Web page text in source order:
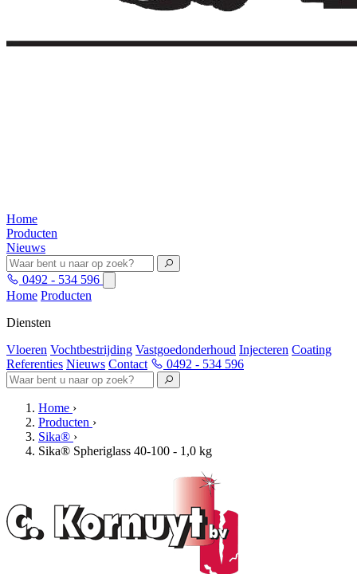
Home
Producten
Nieuws
0492 - 534 596
Home Producten
Diensten
Vloeren Vochtbestrijding Vastgoedonderhoud Injecteren Coating
Referenties Nieuws Contact 0492 - 534 596
Home ›
Producten ›
Sika® ›
Sika® Spheriglass 40-100 - 1,0 kg